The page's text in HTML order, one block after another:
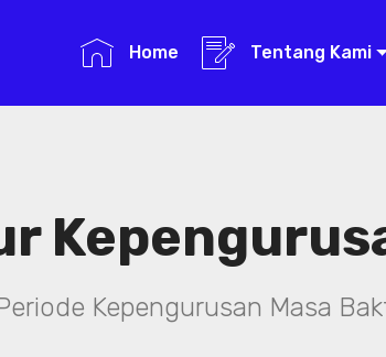
Home Tentang Kami
Kepengurusan Masa